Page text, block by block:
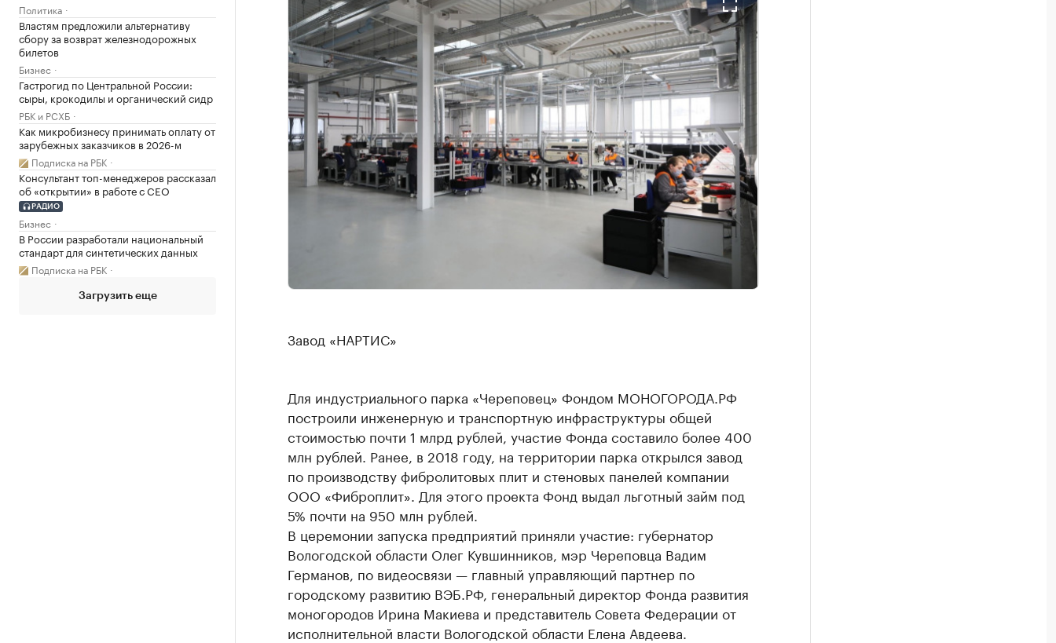
Политика
Властям предложили альтернативу
сбору за возврат железнодорожных
билетов
Бизнес
Гастрогид по Центральной России:
сыры, крокодилы и органический сидр
РБК и РСХБ
Как микробизнесу принимать оплату от
зарубежных заказчиков в 2026-м
Подписка на РБК
Консультант топ-менеджеров рассказал
об «открытии» в работе с CEO
РАДИО
Бизнес
В России разработали национальный
стандарт для синтетических данных
Подписка на РБК
Загрузить еще
Завод «НАРТИС»
Для индустриального парка «Череповец» Фондом МОНОГОРОДА.РФ
построили инженерную и транспортную инфраструктуры общей
стоимостью почти 1 млрд рублей, участие Фонда составило более 400
млн рублей. Ранее, в 2018 году, на территории парка открылся завод
по производству фибролитовых плит и стеновых панелей компании
ООО «Фиброплит». Для этого проекта Фонд выдал льготный займ под
5% почти на 950 млн рублей.
В церемонии запуска предприятий приняли участие: губернатор
Вологодской области Олег Кувшинников, мэр Череповца Вадим
Германов, по видеосвязи — главный управляющий партнер по
городскому развитию ВЭБ.РФ, генеральный директор Фонда развития
моногородов Ирина Макиева и представитель Совета Федерации от
исполнительной власти Вологодской области Елена Авдеева.